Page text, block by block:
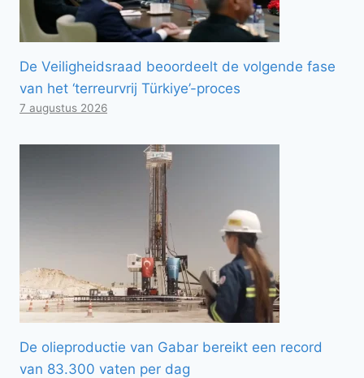
De Veiligheidsraad beoordeelt de volgende fase
van het ‘terreurvrij Türkiye’-proces
7 augustus 2026
De olieproductie van Gabar bereikt een record
van 83.300 vaten per dag